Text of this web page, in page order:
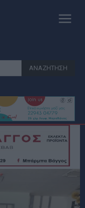
ΑΝΑΖΗΤΗΣΗ